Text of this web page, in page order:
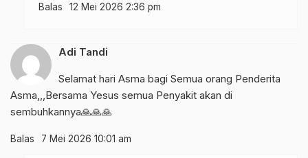
Balas 12 Mei 2026 2:36 pm
Adi Tandi
Selamat hari Asma bagi Semua orang Penderita
Asma,,,Bersama Yesus semua Penyakit akan di
sembuhkannya🙏🙏🙏
Balas 7 Mei 2026 10:01 am